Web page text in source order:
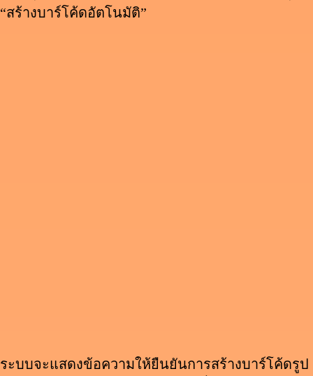
“สร้างบาร์โค้ดอัตโนมัติ”
ระบบจะแสดงข้อความให้ยืนยันการสร้างบาร์โค้ดรูป